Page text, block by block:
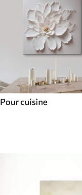
Pour cuisine